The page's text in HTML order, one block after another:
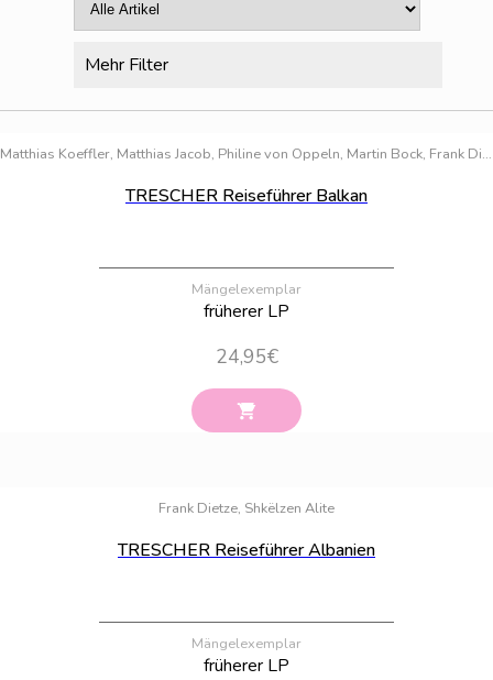
Mehr Filter
Matthias Koeffler, Matthias Jacob, Philine von Oppeln, Martin Bock, Frank Dietze, Shkëlzen Alite, Birgitta Gabriela Hannover Moser, Marko Plešnik
TRESCHER Reiseführer Balkan
Mängelexemplar
früherer LP
24,95€
Frank Dietze, Shkëlzen Alite
TRESCHER Reiseführer Albanien
Mängelexemplar
früherer LP